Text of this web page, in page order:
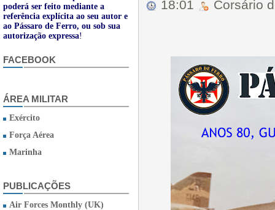
poderá ser feito mediante a
referência explícita ao seu autor e
ao Pássaro de Ferro, ou sob sua
autorização expressa!
FACEBOOK
ÁREA MILITAR
Exército
Força Aérea
Marinha
PUBLICAÇÕES
Air Forces Monthly (UK)
18:01 Corsário